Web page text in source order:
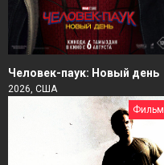
Человек-паук: Новый день
2026, США
Фильм